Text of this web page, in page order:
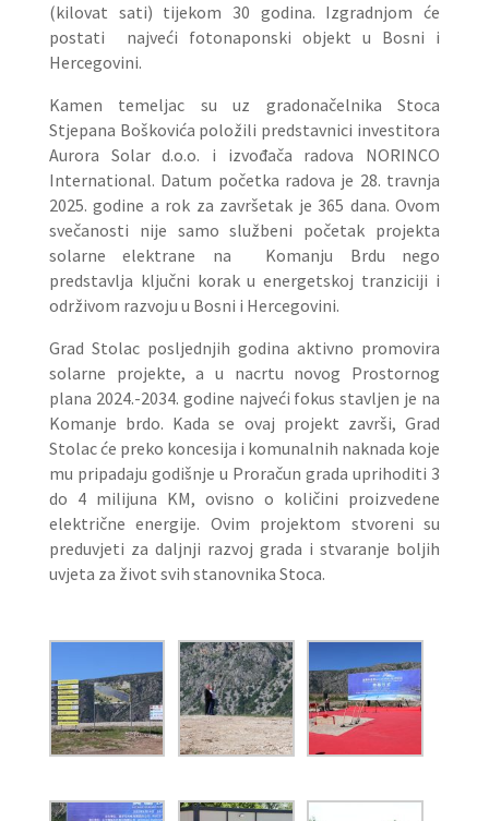
(kilovat sati) tijekom 30 godina. Izgradnjom će
postati najveći fotonaponski objekt u Bosni i
Hercegovini.
Kamen temeljac su uz gradonačelnika Stoca
Stjepana Boškovića položili predstavnici investitora
Aurora Solar d.o.o. i izvođača radova NORINCO
International. Datum početka radova je 28. travnja
2025. godine a rok za završetak je 365 dana. Ovom
svečanosti nije samo službeni početak projekta
solarne elektrane na Komanju Brdu nego
predstavlja ključni korak u energetskoj tranziciji i
održivom razvoju u Bosni i Hercegovini.
Grad Stolac posljednjih godina aktivno promovira
solarne projekte, a u nacrtu novog Prostornog
plana 2024.-2034. godine najveći fokus stavljen je na
Komanje brdo. Kada se ovaj projekt završi, Grad
Stolac će preko koncesija i komunalnih naknada koje
mu pripadaju godišnje u Proračun grada uprihoditi 3
do 4 milijuna KM, ovisno o količini proizvedene
električne energije. Ovim projektom stvoreni su
preduvjeti za daljnji razvoj grada i stvaranje boljih
uvjeta za život svih stanovnika Stoca.